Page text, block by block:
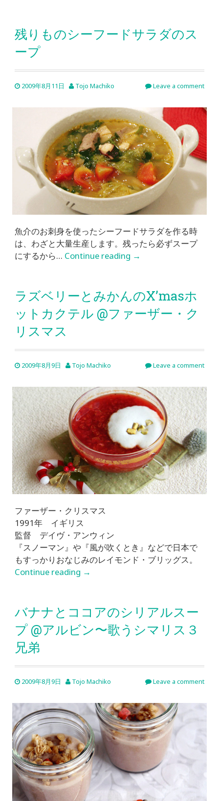
残りものシーフードサラダのス
ープ
2009年8月11日 Tojo Machiko Leave a comment
魚介のお刺身を使ったシーフードサラダを作る時
は、わざと大量生産します。残ったら必ずスープ
にするから… Continue reading →
ラズベリーとみかんのX’masホ
ットカクテル @ファーザー・ク
リスマス
2009年8月9日 Tojo Machiko Leave a comment
ファーザー・クリスマス
1991年 イギリス
監督 デイヴ・アンウィン
『スノーマン』や『風が吹くとき』などで日本で
もすっかりおなじみのレイモンド・ブリッグス。
Continue reading →
バナナとココアのシリアルスー
プ @アルビン〜歌うシマリス３
兄弟
2009年8月9日 Tojo Machiko Leave a comment